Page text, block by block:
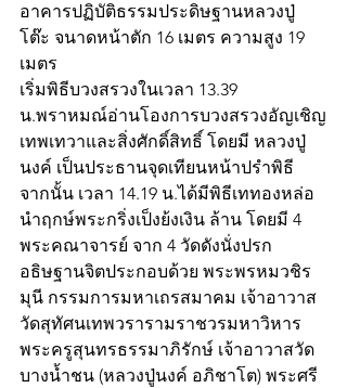
อาคารปฏิบัติธรรมประดิษฐานหลวงปู่
โต๊ะ จนาดหน้าตัก 16 เมตร ความสูง 19
เมตร
เริ่มพิธีบวงสรวงในเวลา 13.39
น.พราหมณ์อ่านโองการบวงสรวงอัญเชิญ
เทพเทวาและสิ่งศักดิ์สิทธิ์ โดยมี หลวงปู่
นงค์ เป็นประธานจุดเทียนหน้าปรำพิธี
จากนั้น เวลา 14.19 น.ได้มีพิธีเททองหล่อ
นำฤกษ์พระกริ่งเป็งย้งเงิน ล้าน โดยมี 4
พระคณาจารย์ จาก 4 วัดดังนั่งปรก
อธิษฐานจิตประกอบด้วย พระพรหมวชิร
มุนี กรรมการมหาเถรสมาคม เจ้าอาวาส
วัดสุทัศนเทพวรารามราชวรมหาวิหาร
พระครูสุนทรธรรมาภิรักษ์ เจ้าอาวาสวัด
บางน้ำชน (หลวงปู่นงค์ อภิชาโต) พระศรี